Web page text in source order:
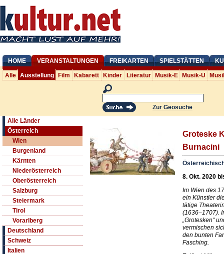
HOME VERANSTALTUNGEN FREIKARTEN SPIELSTÄTTEN
Alle Ausstellung Film Kabarett Kinder Literatur Musik-E Musik-U
Zur Geosuche
Alle Länder
Österreich
Wien
Burgenland
Kärnten
Niederösterreich
Oberösterreich
Salzburg
Steiermark
Tirol
Vorarlberg
Deutschland
Schweiz
Italien
Groteske
Burnacini
8. Okt. 2020
Im Wien des
ein Künstler
tätige
(1636–1707).
„Grotesken“
vermischen
den bunten
Fasching.